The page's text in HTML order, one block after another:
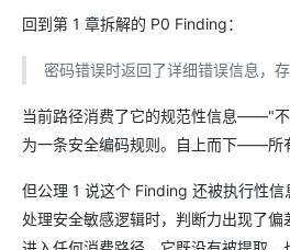
回到第 1 章拆解的 P0 Finding：
密码错误时返回了详细错误信息，存
当前路径消费了它的规范性信息——"
为一条安全编码规则。自上而下——所
但公理 1 说这个 Finding 还被执行性
处理安全敏感逻辑时，判断力出现了